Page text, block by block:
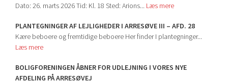
Dato: 26. marts 2026 Tid: Kl. 18 Sted: Arions... Læs mere
PLANTEGNINGER AF LEJLIGHEDER I ARRESØVE III – AFD. 28
Kære beboere og fremtidige beboere Her finder I plantegninger...
Læs mere
BOLIGFORENINGEN ÅBNER FOR UDLEJNING I VORES NYE
AFDELING PÅ ARRESØVEJ